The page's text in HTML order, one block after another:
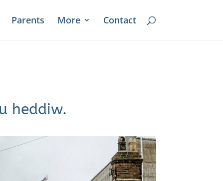
Parents More Contact
heddiw.